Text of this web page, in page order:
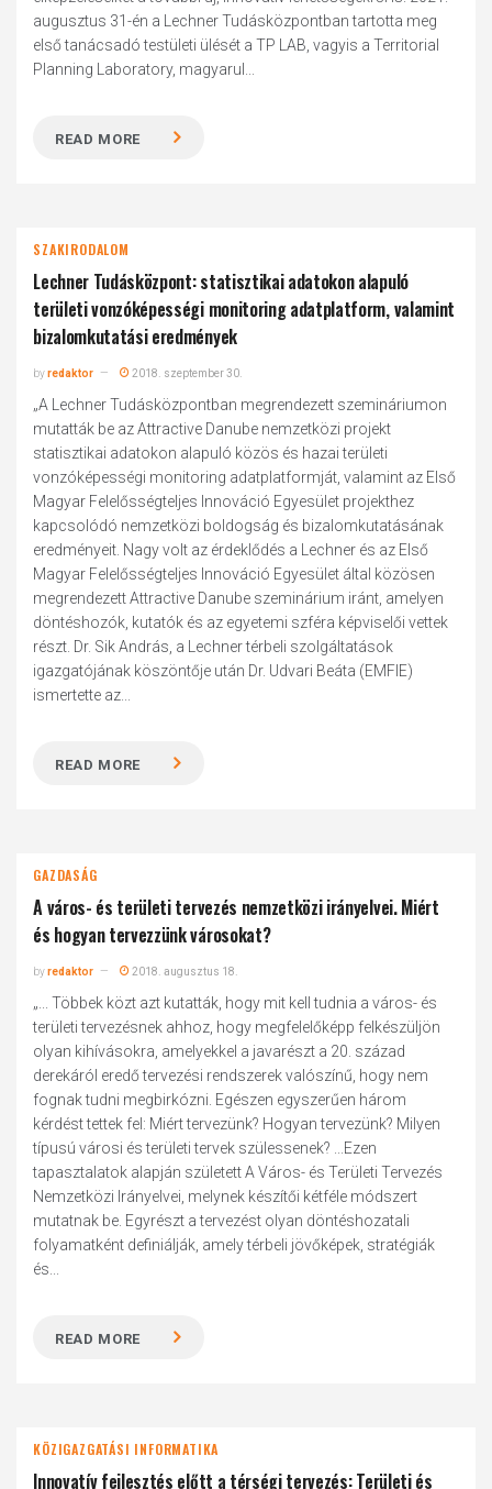
augusztus 31-én a Lechner Tudásközpontban tartotta meg
első tanácsadó testületi ülését a TP LAB, vagyis a Territorial
Planning Laboratory, magyarul...
READ MORE
SZAKIRODALOM
Lechner Tudásközpont: statisztikai adatokon alapuló
területi vonzóképességi monitoring adatplatform, valamint
bizalomkutatási eredmények
byredaktor 2018. szeptember 30.
„A Lechner Tudásközpontban megrendezett szemináriumon
mutatták be az Attractive Danube nemzetközi projekt
statisztikai adatokon alapuló közös és hazai területi
vonzóképességi monitoring adatplatformját, valamint az Első
Magyar Felelősségteljes Innováció Egyesület projekthez
kapcsolódó nemzetközi boldogság és bizalomkutatásának
eredményeit. Nagy volt az érdeklődés a Lechner és az Első
Magyar Felelősségteljes Innováció Egyesület által közösen
megrendezett Attractive Danube szeminárium iránt, amelyen
döntéshozók, kutatók és az egyetemi szféra képviselői vettek
részt. Dr. Sik András, a Lechner térbeli szolgáltatások
igazgatójának köszöntője után Dr. Udvari Beáta (EMFIE)
ismertette az...
READ MORE
GAZDASÁG
A város- és területi tervezés nemzetközi irányelvei. Miért
és hogyan tervezzünk városokat?
byredaktor 2018. augusztus 18.
„... Többek közt azt kutatták, hogy mit kell tudnia a város- és
területi tervezésnek ahhoz, hogy megfelelőképp felkészüljön
olyan kihívásokra, amelyekkel a javarészt a 20. század
derekáról eredő tervezési rendszerek valószínű, hogy nem
fognak tudni megbirkózni. Egészen egyszerűen három
kérdést tettek fel: Miért tervezünk? Hogyan tervezünk? Milyen
típusú városi és területi tervek szülessenek? ...Ezen
tapasztalatok alapján született A Város- és Területi Tervezés
Nemzetközi Irányelvei, melynek készítői kétféle módszert
mutatnak be. Egyrészt a tervezést olyan döntéshozatali
folyamatként definiálják, amely térbeli jövőképek, stratégiák
és...
READ MORE
KÖZIGAZGATÁSI INFORMATIKA
Innovatív fejlesztés előtt a térségi tervezés: Területi és